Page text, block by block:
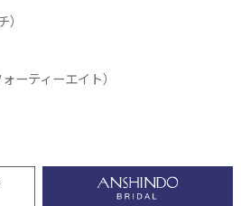
ーティーエイト）